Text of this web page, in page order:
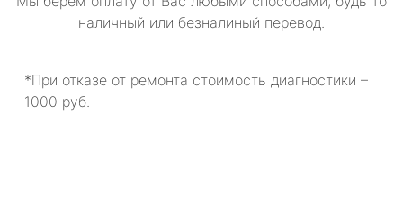
наличный или безналиный перевод.
*При отказе от ремонта стоимость диагностики –
1000 руб.